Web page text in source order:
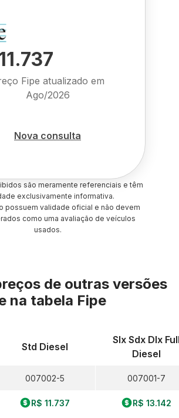
Fipe atualizado em
Ago/2026
Nova consulta
são meramente referenciais e têm
exclusivamente informativa.
possuem validade oficial e não devem
como uma avaliação de veículos
usados.
de outras versões
na tabela Fipe
Std Diesel
007002-5
R$ 11.737
Slx Sdx Dlx
Diesel
007001-7
R$ 13.142